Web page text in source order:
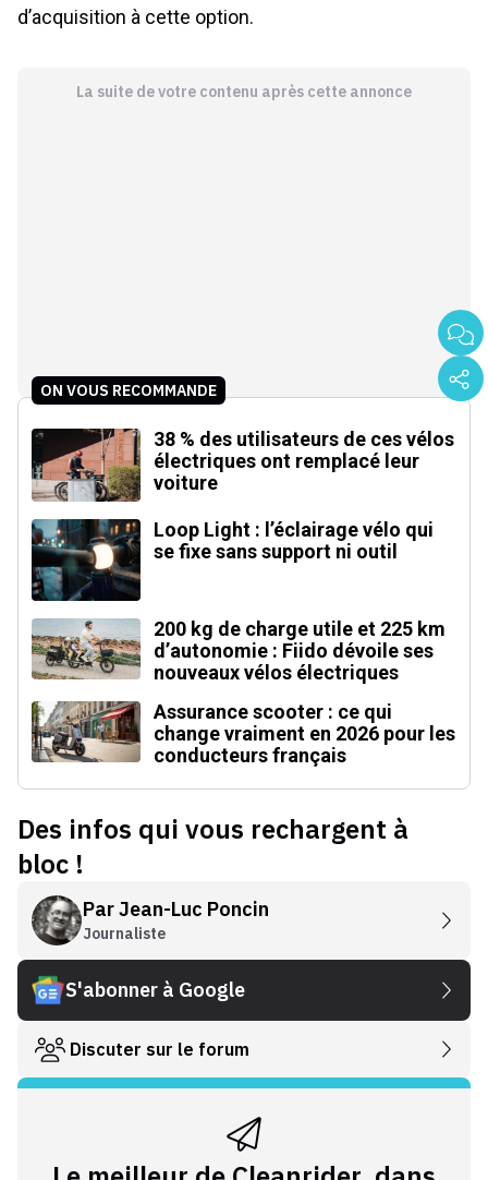
d’acquisition à cette option.
La suite de votre contenu après cette annonce
ON VOUS RECOMMANDE
38 % des utilisateurs de ces vélos
électriques ont remplacé leur
voiture
Loop Light : l’éclairage vélo qui
se fixe sans support ni outil
200 kg de charge utile et 225 km
d’autonomie : Fiido dévoile ses
nouveaux vélos électriques
Assurance scooter : ce qui
change vraiment en 2026 pour les
conducteurs français
Des infos qui vous rechargent à
bloc !
ParJean-Luc Poncin
Journaliste
S'abonner à Google
Discuter sur le forum